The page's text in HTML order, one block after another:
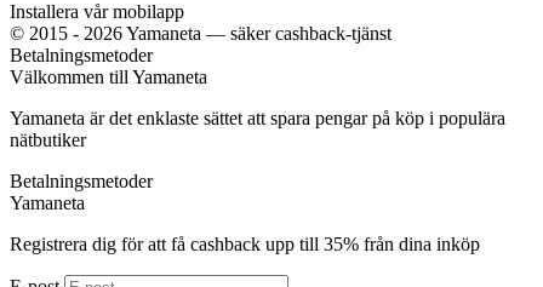
Installera vår mobilapp
© 2015 - 2026 Yamaneta — säker cashback-tjänst
Betalningsmetoder
Välkommen till Yamaneta
Yamaneta är det enklaste sättet att spara pengar på köp i populära
nätbutiker
Betalningsmetoder
Yamaneta
Registrera dig för att få cashback upp till 35% från dina inköp